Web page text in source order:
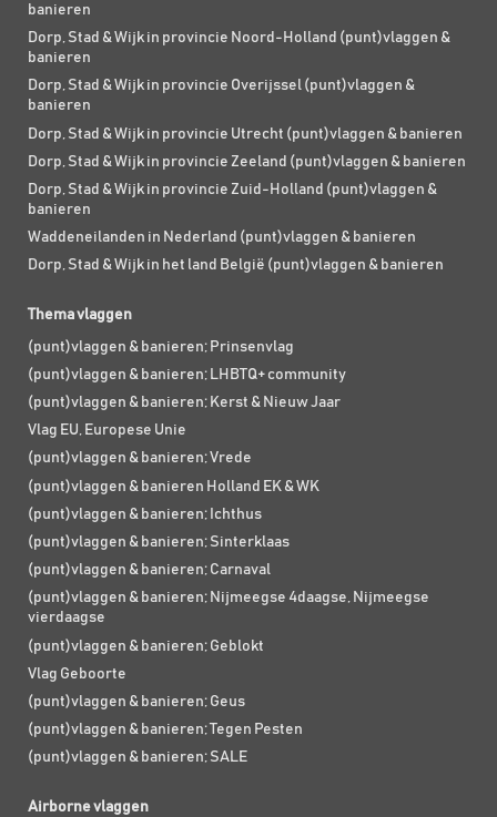
banieren
Dorp, Stad & Wijk in provincie Noord-Holland (punt)vlaggen &
banieren
Dorp, Stad & Wijk in provincie Overijssel (punt)vlaggen &
banieren
Dorp, Stad & Wijk in provincie Utrecht (punt)vlaggen & banieren
Dorp, Stad & Wijk in provincie Zeeland (punt)vlaggen & banieren
Dorp, Stad & Wijk in provincie Zuid-Holland (punt)vlaggen &
banieren
Waddeneilanden in Nederland (punt)vlaggen & banieren
Dorp, Stad & Wijk in het land België (punt)vlaggen & banieren
Thema vlaggen
(punt)vlaggen & banieren; Prinsenvlag
(punt)vlaggen & banieren; LHBTQ+ community
(punt)vlaggen & banieren; Kerst & Nieuw Jaar
Vlag EU, Europese Unie
(punt)vlaggen & banieren; Vrede
(punt)vlaggen & banieren Holland EK & WK
(punt)vlaggen & banieren; Ichthus
(punt)vlaggen & banieren; Sinterklaas
(punt)vlaggen & banieren; Carnaval
(punt)vlaggen & banieren; Nijmeegse 4daagse, Nijmeegse
vierdaagse
(punt)vlaggen & banieren; Geblokt
Vlag Geboorte
(punt)vlaggen & banieren; Geus
(punt)vlaggen & banieren; Tegen Pesten
(punt)vlaggen & banieren; SALE
Airborne vlaggen